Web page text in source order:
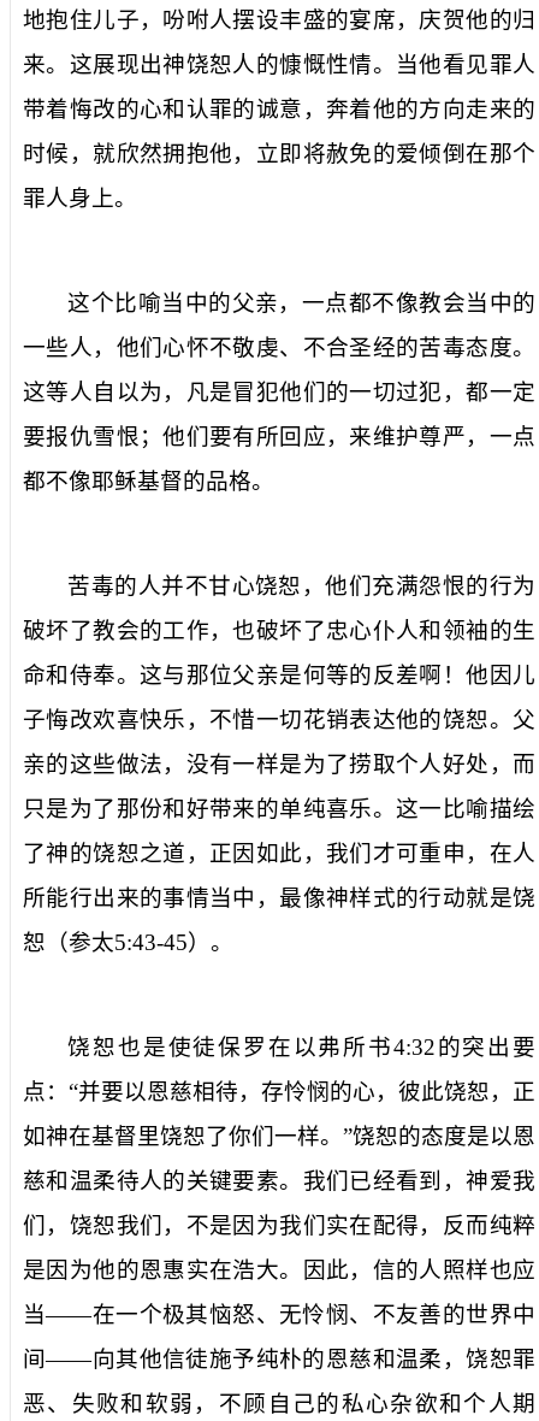
地抱住儿子，吩咐人摆设丰盛的宴席，庆贺他的归
来。这展现出神饶恕人的慷慨性情。当他看见罪人
带着悔改的心和认罪的诚意，奔着他的方向走来的
时候，就欣然拥抱他，立即将赦免的爱倾倒在那个
罪人身上。
这个比喻当中的父亲，一点都不像教会当中的
一些人，他们心怀不敬虔、不合圣经的苦毒态度。
这等人自以为，凡是冒犯他们的一切过犯，都一定
要报仇雪恨；他们要有所回应，来维护尊严，一点
都不像耶稣基督的品格。
苦毒的人并不甘心饶恕，他们充满怨恨的行为
破坏了教会的工作，也破坏了忠心仆人和领袖的生
命和侍奉。这与那位父亲是何等的反差啊！他因儿
子悔改欢喜快乐，不惜一切花销表达他的饶恕。父
亲的这些做法，没有一样是为了捞取个人好处，而
只是为了那份和好带来的单纯喜乐。这一比喻描绘
了神的饶恕之道，正因如此，我们才可重申，在人
所能行出来的事情当中，最像神样式的行动就是饶
恕（参太5:43-45）。
饶恕也是使徒保罗在以弗所书4:32的突出要
点：“并要以恩慈相待，存怜悯的心，彼此饶恕，正
如神在基督里饶恕了你们一样。”饶恕的态度是以恩
慈和温柔待人的关键要素。我们已经看到，神爱我
们，饶恕我们，不是因为我们实在配得，反而纯粹
是因为他的恩惠实在浩大。因此，信的人照样也应
当——在一个极其恼怒、无怜悯、不友善的世界中
间——向其他信徒施予纯朴的恩慈和温柔，饶恕罪
恶、失败和软弱，不顾自己的私心杂欲和个人期